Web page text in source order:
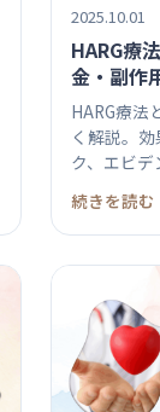
2025.10.01
HARG療
金・副作
悔しない
ド
HARG療法
く解説。
ク、エビ
談、女...
続きを読む